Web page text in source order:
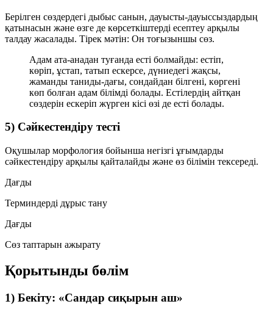
Берілген сөздердегі дыбыс санын, дауысты-дауыссыздардың
қатынасын және өзге де көрсеткіштерді есептеу арқылы
талдау жасалады. Тірек мәтін: Он тоғызыншы сөз.
Адам ата-анадан туғанда есті болмайды: естіп,
көріп, ұстап, татып ескерсе, дүниедегі жақсы,
жаманды таниды-дағы, сондайдан білгені, көргені
көп болған адам білімді болады. Естілердің айтқан
сөздерін ескеріп жүрген кісі өзі де есті болады.
5) Сәйкестендіру тесті
Оқушылар морфология бойынша негізгі ұғымдарды
сәйкестендіру арқылы қайталайды және өз білімін тексереді.
Дағды
Терминдерді дұрыс тану
Дағды
Сөз таптарын ажырату
Қорытынды бөлім
1) Бекіту: «Сандар сиқырын аш»